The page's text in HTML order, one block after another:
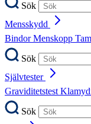
Sök
Mensskydd
BindorMenskopp
Sök
Självtester
Graviditetstest
Sök